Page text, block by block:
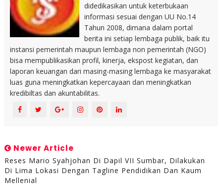
didedikasikan untuk keterbukaan
informasi sesuai dengan UU No.14
Tahun 2008, dimana dalam portal
berita ini setiap lembaga publik, baik itu
instansi pemerintah maupun lembaga non pemerintah (NGO)
bisa mempublikasikan profil, kinerja, ekspost kegiatan, dan
laporan keuangan dari masing-masing lembaga ke masyarakat
luas guna meningkatkan kepercayaan dan meningkatkan
kredibiltas dan akuntabilitas.
Newer Article
Reses Mario Syahjohan Di Dapil VII Sumbar, Dilakukan
Di Lima Lokasi Dengan Tagline Pendidikan Dan Kaum
Mellenial